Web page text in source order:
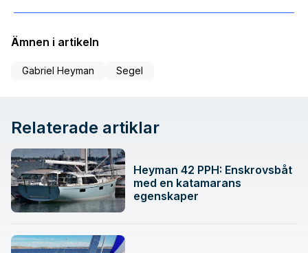
Ämnen i artikeln
Gabriel Heyman Segel
Relaterade artiklar
Heyman 42 PPH: Enskrovsbåt
med en katamarans
egenskaper